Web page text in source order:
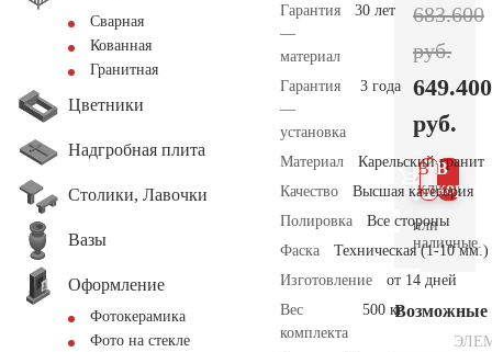
Сварная
Кованная
Гранитная
Цветники
Надгробная плита
Столики, Лавочки
Вазы
Оформление
Фотокерамика
Фото на стекле
Гарантия
—
материал
30 лет
Гарантия
—
установка
3 года
Материал
Карельский гранит
Качество
Высшая категория
Полировка
Все стороны
Фаска
Техническая (1-10 мм.)
Изготовление
от 14 дней
Вес
комплекта
500 кг.
683.600
руб.
649.400
руб.
В
В 1
клик
или
наличные.
Возможные